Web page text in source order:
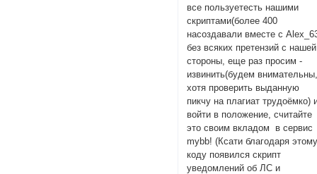
все пользуетесть нашими
скриптами(более 400
насоздавали вместе с
без всяких претензий с нашей
стороны, еще раз просим -
извинить(будем
хотя проверить выданную
пикчу на плагиат трудоёмко)
войти в положение, считайте
это своим вкладом в сервис
mybb! (Ксати благодаря
коду появился скрипт
уведомлений об ЛС и